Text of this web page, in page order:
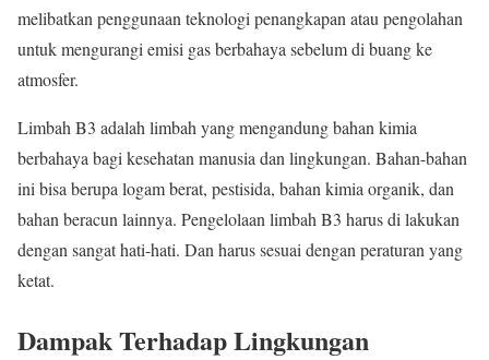
melibatkan penggunaan teknologi penangkapan atau pengolahan
untuk mengurangi emisi gas berbahaya sebelum di buang ke
atmosfer.
Limbah B3 adalah limbah yang mengandung bahan kimia
berbahaya bagi kesehatan manusia dan lingkungan. Bahan-bahan
ini bisa berupa logam berat, pestisida, bahan kimia organik, dan
bahan beracun lainnya. Pengelolaan limbah B3 harus di lakukan
dengan sangat hati-hati. Dan harus sesuai dengan peraturan yang
ketat.
Dampak Terhadap Lingkungan